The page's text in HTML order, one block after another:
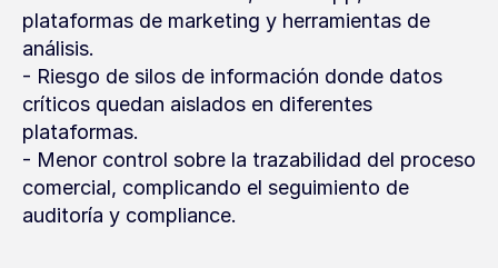
plataformas de marketing y herramientas de
análisis.
- Riesgo de silos de información donde datos
críticos quedan aislados en diferentes
plataformas.
- Menor control sobre la trazabilidad del proceso
comercial, complicando el seguimiento de
auditoría y compliance.